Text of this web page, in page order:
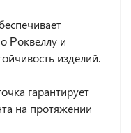
Роквеллу и
изделий.
гарантирует
на протяжении